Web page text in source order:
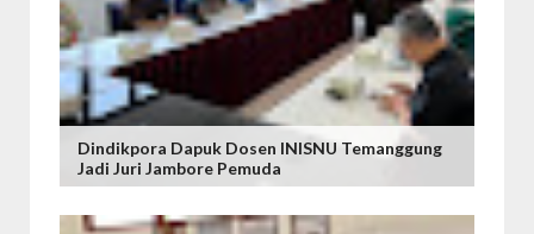
Dindikpora Dapuk Dosen INISNU Temanggung
Jadi Juri Jambore Pemuda